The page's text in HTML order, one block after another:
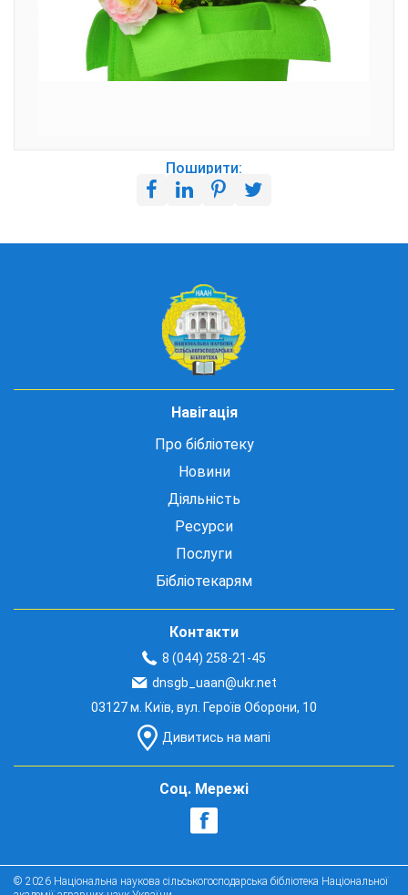
Поширити:
Навігація
Про бібліотеку
Новини
Діяльність
Ресурси
Послуги
Бібліотекарям
Контакти
8 (044) 258-21-45
dnsgb_uaan@ukr.net
03127 м. Київ, вул. Героїв Оборони, 10
Дивитись на мапі
Соц. Мережі
© 2026 Національна наукова сільськогосподарська бібліотека Національної